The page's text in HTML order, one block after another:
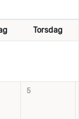
Torsdag
5